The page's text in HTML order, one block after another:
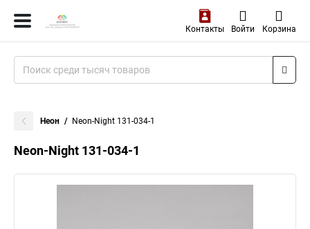
Контакты Войти Корзина
Неон Neon-Night 131-034-1
Neon-Night 131-034-1